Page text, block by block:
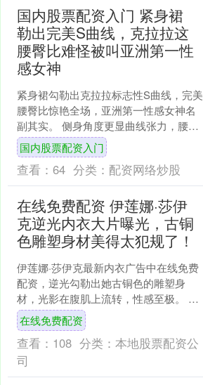
国内股票配资入门 紧身裙
勒出完美S曲线，克拉拉这
腰臀比难怪被叫亚洲第一性
感女神
紧身裙勾勒出克拉拉标志性S曲线，完美
腰臀比惊艳全场，亚洲第一性感女神名
副其实。 侧身角度更显曲线张力，腰窝
到胯部弧度流畅，紧身裙包裹下比例堪
称黄金分割。 镜头拉....
国内股票配资入门
查看： 64 分类： 配资网络炒股
在线免费配资 伊莲娜·莎伊
克逆光内衣大片曝光，古铜
色雕塑身材美得太犯规了！
伊莲娜·莎伊克最新内衣广告中在线免费
配资，逆光勾勒出她古铜色的雕塑身
材，光影在腹肌上流转，性感至极。 镜
头捕捉到她侧身的瞬间，紧实腰线如雕
刻般分明，每一寸肌肤都....
在线免费配资
查看： 108 分类： 本地股票配资公
司